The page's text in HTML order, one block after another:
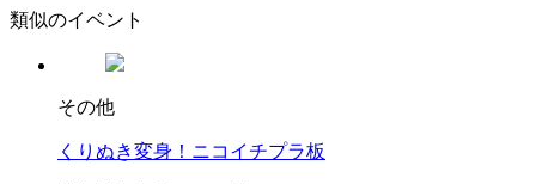
類似のイベント
その他
くりぬき変身！ニコイチプラ板